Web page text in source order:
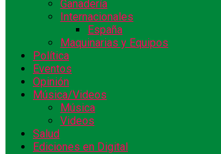
Ganadería
Internacionales
España
Maquinarias y Equipos
Política
Eventos
Opinión
Música/Videos
Música
Videos
Salud
Ediciones en Digital